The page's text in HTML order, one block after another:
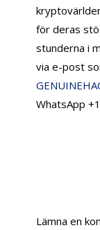
för deras
stunderna i
via e-post
WhatsApp
Lämna en